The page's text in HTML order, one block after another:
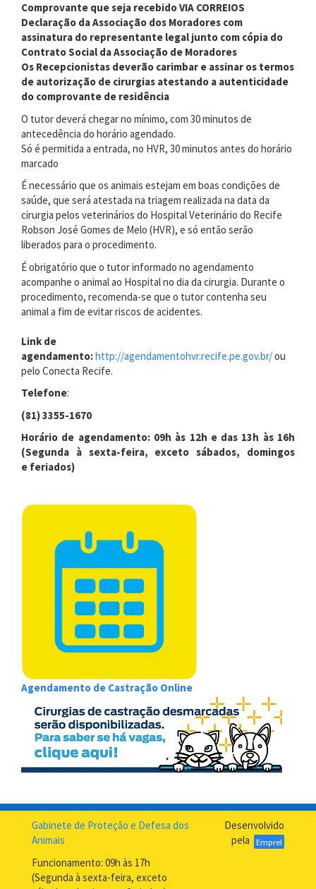
Comprovante que seja recebido VIA CORREIOS
Declaração da Associação dos Moradores com
assinatura do representante legal junto com cópia do
Contrato Social da Associação de Moradores
Os Recepcionistas deverão carimbar e assinar os termos
de autorização de cirurgias atestando a autenticidade
do comprovante de residência
O tutor deverá chegar no mínimo, com 30 minutos de
antecedência do horário agendado.
Só é permitida a entrada, no HVR, 30 minutos antes do horário
marcado
É necessário que os animais estejam em boas condições de
saúde, que será atestada na triagem realizada na data da
cirurgia pelos veterinários do Hospital Veterinário do Recife
Robson José Gomes de Melo (HVR), e só então serão
liberados para o procedimento.
É obrigatório que o tutor informado no agendamento
acompanhe o animal ao Hospital no dia da cirurgia. Durante o
procedimento, recomenda-se que o tutor contenha seu
animal a fim de evitar riscos de acidentes.
Link de
agendamento:http://agendamentohvr.recife.pe.gov.br/ou
pelo Conecta Recife.
Telefone:
(81) 3355-1670
Horário de agendamento: 09h às 12h e das 13h às 16h
(Segunda à sexta-feira, exceto sábados, domingos
e feriados)
Agendamento de Castração Online
Gabinete de Proteção e Defesa dos
Animais
Funcionamento: 09h às 17h
(Segunda à sexta-feira, exceto
Desenvolvido
pela
Emprel